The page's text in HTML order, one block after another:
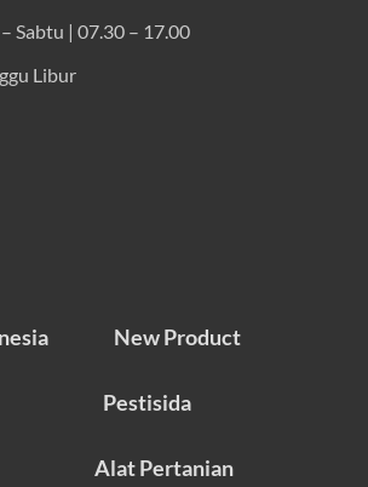
Sabtu | 07.30 – 17.00
Libur
New Product
Pestisida
Alat Pertanian